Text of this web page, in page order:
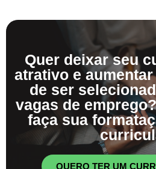
Quer deixar seu
atrativo e
de ser
vagas de
faça sua
QUERO TER UM